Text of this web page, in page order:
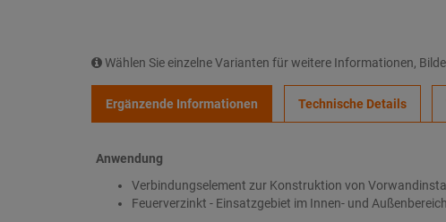
Wählen Sie einzelne Varianten für weitere Informationen,
Ergänzende Informationen Technische Details
Anwendung
Verbindungselement zur Konstruktion von
Feuerverzinkt - Einsatzgebiet im Innen- und